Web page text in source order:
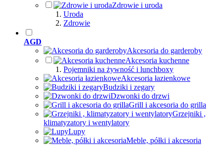
Zdrowie i uroda
Uroda
Zdrowie
AGD
Akcesoria do garderoby
Akcesoria kuchenne
Pojemniki na żywność i lunchboxy
Akcesoria łazienkowe
Budziki i zegary
Dzwonki do drzwi
Grill i akcesoria do grilla
Grzejniki ,
klimatyzatory i wentylatory
Lupy
Meble, półki i akcesoria